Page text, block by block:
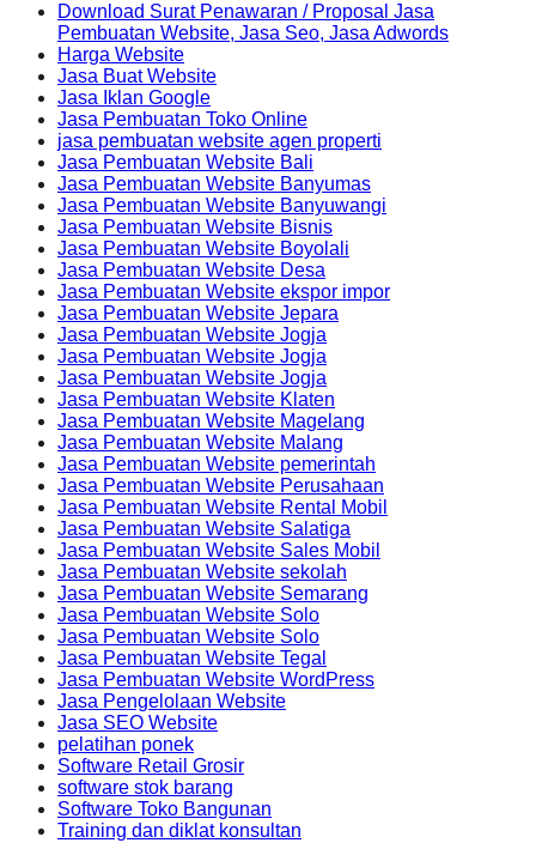
Download Surat Penawaran / Proposal Jasa
Pembuatan Website, Jasa Seo, Jasa Adwords
Harga Website
Jasa Buat Website
Jasa Iklan Google
Jasa Pembuatan Toko Online
jasa pembuatan website agen properti
Jasa Pembuatan Website Bali
Jasa Pembuatan Website Banyumas
Jasa Pembuatan Website Banyuwangi
Jasa Pembuatan Website Bisnis
Jasa Pembuatan Website Boyolali
Jasa Pembuatan Website Desa
Jasa Pembuatan Website ekspor impor
Jasa Pembuatan Website Jepara
Jasa Pembuatan Website Jogja
Jasa Pembuatan Website Jogja
Jasa Pembuatan Website Jogja
Jasa Pembuatan Website Klaten
Jasa Pembuatan Website Magelang
Jasa Pembuatan Website Malang
Jasa Pembuatan Website pemerintah
Jasa Pembuatan Website Perusahaan
Jasa Pembuatan Website Rental Mobil
Jasa Pembuatan Website Salatiga
Jasa Pembuatan Website Sales Mobil
Jasa Pembuatan Website sekolah
Jasa Pembuatan Website Semarang
Jasa Pembuatan Website Solo
Jasa Pembuatan Website Solo
Jasa Pembuatan Website Tegal
Jasa Pembuatan Website WordPress
Jasa Pengelolaan Website
Jasa SEO Website
pelatihan ponek
Software Retail Grosir
software stok barang
Software Toko Bangunan
Training dan diklat konsultan